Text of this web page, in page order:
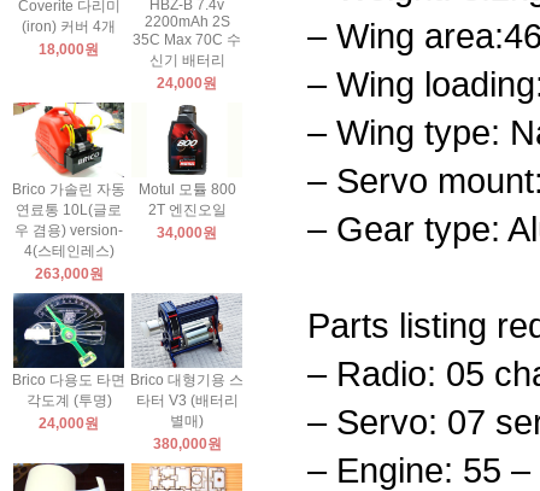
Coverite 다리미
(iron) 커버 4개
18,000원
HBZ-B 7.4v
2200mAh 2S
35C Max 70C 수
신기 배터리
24,000원
Brico 가솔린 자동
연료통 10L(글로
우 겸용) version-
4(스테인레스)
263,000원
Motul 모튤 800
2T 엔진오일
34,000원
Brico 다용도 타면
각도계 (투명)
24,000원
Brico 대형기용 스
타터 V3 (배터리
별매)
380,000원
– Wing
– Wing
– Wing type:
– Servo
– Gear type:
Parts listing
– Radio: 05
– Servo: 07
– Engine: 55